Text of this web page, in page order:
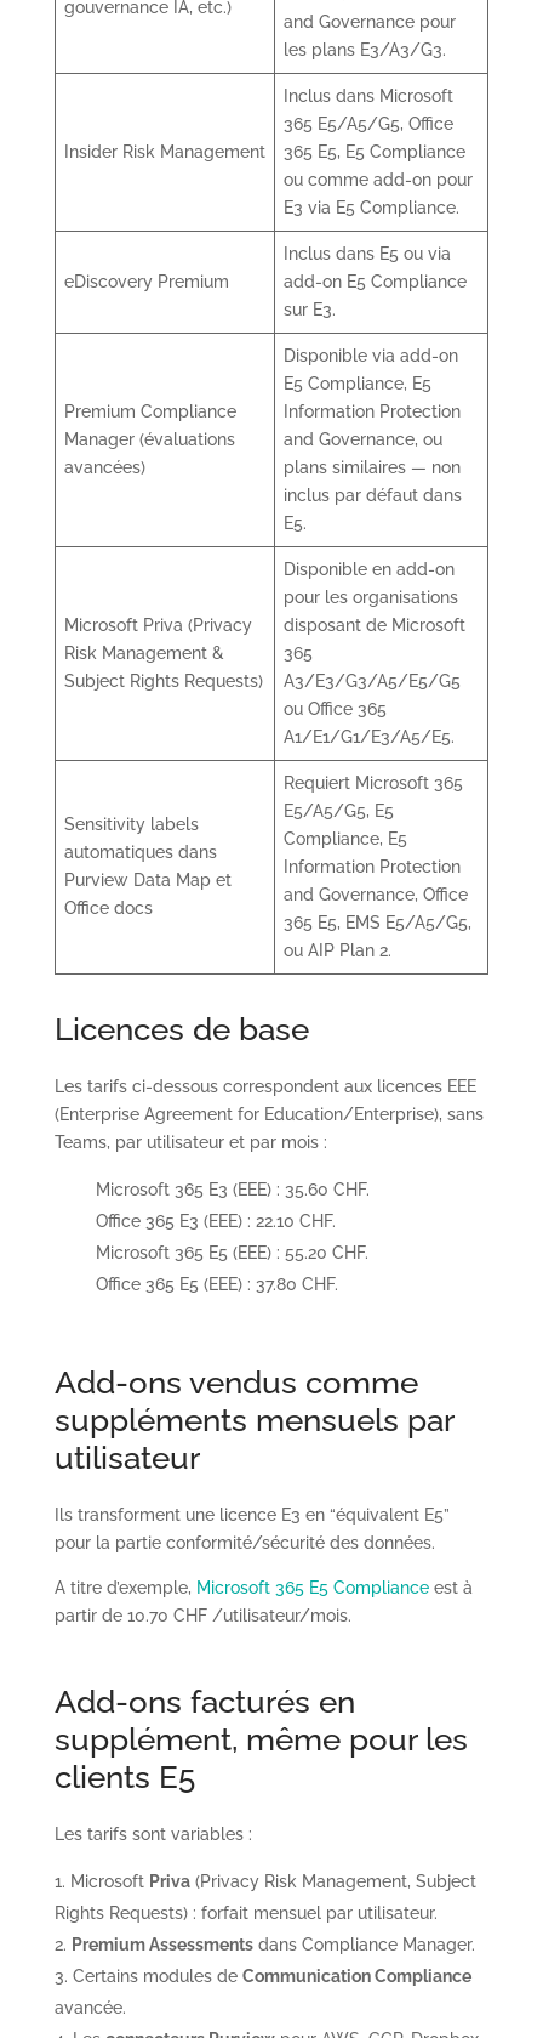
gouvernance IA, etc.)
and Governance pour
les plans E3/A3/G3.
Insider Risk Management
Inclus dans Microsoft
365 E5/A5/G5, Office
365 E5, E5 Compliance
ou comme add-on pour
E3 via E5 Compliance.
eDiscovery Premium
Inclus dans E5 ou via
add-on E5 Compliance
sur E3.
Premium Compliance
Manager (évaluations
avancées)
Disponible via add-on
E5 Compliance, E5
Information Protection
and Governance, ou
plans similaires — non
inclus par défaut dans
E5.
Microsoft Priva (Privacy
Risk Management &
Subject Rights Requests)
Disponible en add-on
pour les organisations
disposant de Microsoft
365
A3/E3/G3/A5/E5/G5
ou Office 365
A1/E1/G1/E3/A5/E5.
Sensitivity labels
automatiques dans
Purview Data Map et
Office docs
Requiert Microsoft 365
E5/A5/G5, E5
Compliance, E5
Information Protection
and Governance, Office
365 E5, EMS E5/A5/G5,
ou AIP Plan 2.
Licences de base
Les tarifs ci-dessous correspondent aux licences EEE
(Enterprise Agreement for Education/Enterprise), sans
Teams, par utilisateur et par mois :
Microsoft 365 E3 (EEE) : 35.60 CHF.
Office 365 E3 (EEE) : 22.10 CHF.
Microsoft 365 E5 (EEE) : 55.20 CHF.
Office 365 E5 (EEE) : 37.80 CHF.
Add-ons vendus comme
suppléments mensuels par
utilisateur
Ils transforment une licence E3 en “équivalent E5”
pour la partie conformité/sécurité des données.
A titre d’exemple, Microsoft 365 E5 Complianceest à
partir de 10.70 CHF /utilisateur/mois.
Add-ons facturés en
supplément, même pour les
clients E5
Les tarifs sont variables :
Microsoft Priva(Privacy Risk Management, Subject
Rights Requests) : forfait mensuel par utilisateur.
Premium Assessmentsdans Compliance Manager.
Certains modules de Communication Compliance
avancée.